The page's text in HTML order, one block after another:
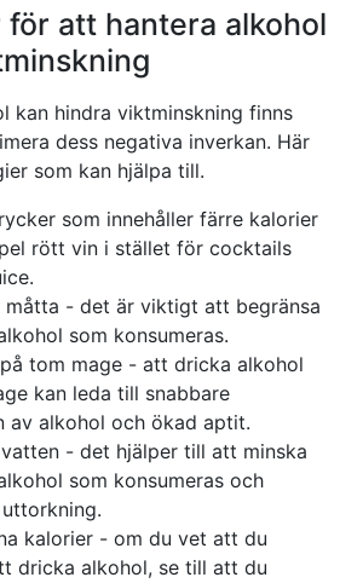
att hantera alkohol
kan hindra viktminskning finns
dess negativa inverkan. Här
som kan hjälpa till.
som innehåller färre kalorier
rött vin i stället för cocktails
måtta - det är viktigt att begränsa
som konsumeras.
tom mage - att dricka alkohol
kan leda till snabbare
av alkohol och ökad aptit.
- det hjälper till att minska
som konsumeras och
kalorier - om du vet att du
dricka alkohol, se till att du